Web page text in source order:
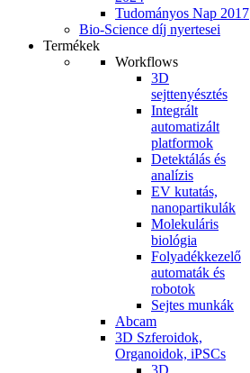
Tudományos Nap 2017
Bio-Science díj nyertesei
Termékek
Workflows
3D
sejttenyésztés
Integrált
automatizált
platformok
Detektálás és
analízis
EV kutatás,
nanopartikulák
Molekuláris
biológia
Folyadékkezelő
automaták és
robotok
Sejtes munkák
Abcam
3D Szferoidok,
Organoidok, iPSCs
3D